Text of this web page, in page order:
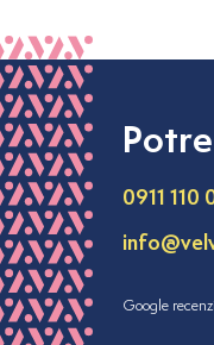
0911 110
Google